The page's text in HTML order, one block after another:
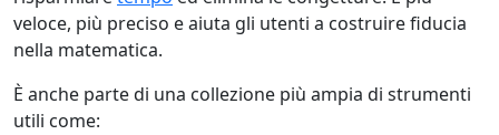
veloce, più preciso e aiuta gli utenti a costruire fiducia
nella matematica.
È anche parte di una collezione più ampia di strumenti
utili come: